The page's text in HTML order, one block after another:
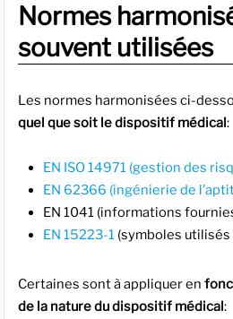
Normes
souvent utilisées
Les normes harmonisées ci-
quel que soit le dispositif médical :
EN ISO 14971 (gestion des
EN 62366 (ingénierie de
EN 1041 (informations
EN 15223-1 (symboles utilisés
Certaines sont à appliquer en
de la nature du dispositif médical: